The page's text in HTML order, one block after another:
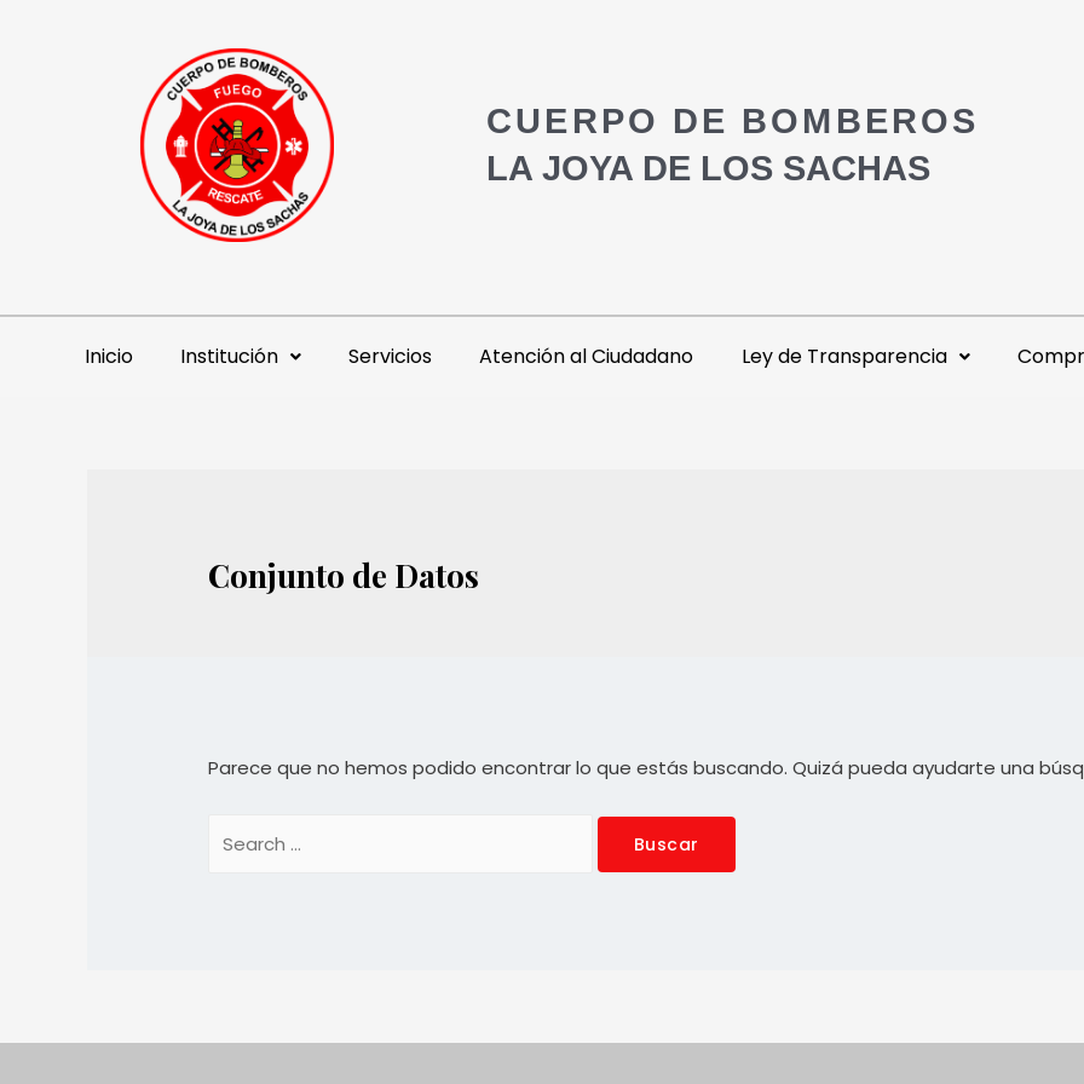
CUERPO DE BOMBEROS
LA JOYA DE LOS SACHAS
Inicio Institución Servicios Atención al Ciudadano Ley de Transparencia
Conjunto de Datos
Parece que no hemos podido encontrar lo que estás buscando. Quizá pueda ayudarte una